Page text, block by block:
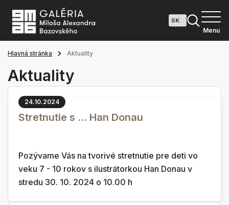
Menu
Hlavná stránka Aktuality
Aktuality
24.10.2024
Stretnutie s ... Han Donau
Pozývame Vás na tvorivé stretnutie pre deti vo
veku 7 - 10 rokov s ilustrátorkou Han Donau v
stredu 30. 10. 2024 o 10.00 h